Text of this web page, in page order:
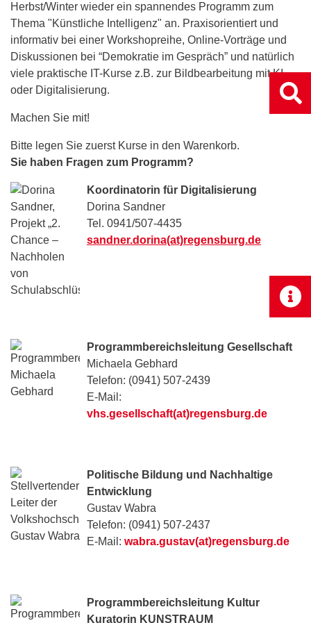
Herbst/Winter wieder ein spannendes Programm zum
Thema "Künstliche Intelligenz" an. Praxisorientiert und
informativ bei einer Workshopreihe, Online-Vorträge und
Diskussionen bei “Demokratie im Gespräch” und natürlich
viele praktische IT-Kurse z.B. zur Bildbearbeitung mit KI
oder Digitalisierung.
Machen Sie mit!
Bitte legen Sie zuerst Kurse in den Warenkorb.
Sie haben Fragen zum Programm?
Koordinatorin für Digitalisierung
Dorina Sandner
Tel. 0941/507-4435
sandner.dorina(at)regensburg.de
Programmbereichsleitung Gesellschaft
Michaela Gebhard
Telefon: (0941) 507-2439
E-Mail:
vhs.gesellschaft(at)regensburg.de
Politische Bildung und Nachhaltige
Entwicklung
Gustav Wabra
Telefon: (0941) 507-2437
E-Mail: wabra.gustav(at)regensburg.de
Programmbereichsleitung Kultur
Kuratorin KUNSTRAUM